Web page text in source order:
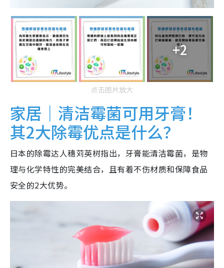
+2
点击图片放大
家居｜清洁霉菌可用牙膏！
其2大除霉优点是什么？
日本的除霉达人穗苅英树指出，牙膏能清洁霉菌，是物
理与化学特性的完美结合，且有着不伤材质和保障食品
安全的2大优势。